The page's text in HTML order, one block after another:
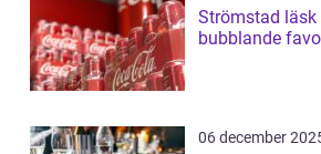
Strömstad läsk gränshandelns
bubblande
06 december